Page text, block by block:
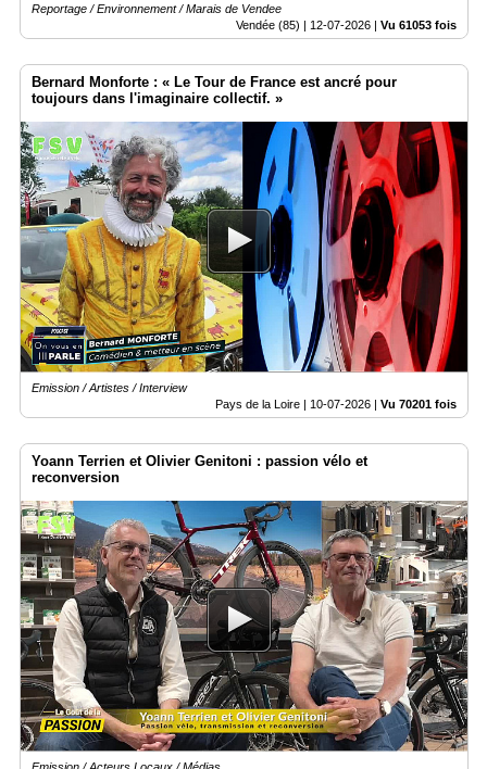
Reportage / Environnement / Marais de Vendee
Vendée (85) | 12-07-2026 | Vu 61053 fois
Bernard Monforte : « Le Tour de France est ancré pour
toujours dans l'imaginaire collectif. »
Emission / Artistes / Interview
Pays de la Loire | 10-07-2026 | Vu 70201 fois
Yoann Terrien et Olivier Genitoni : passion vélo et
reconversion